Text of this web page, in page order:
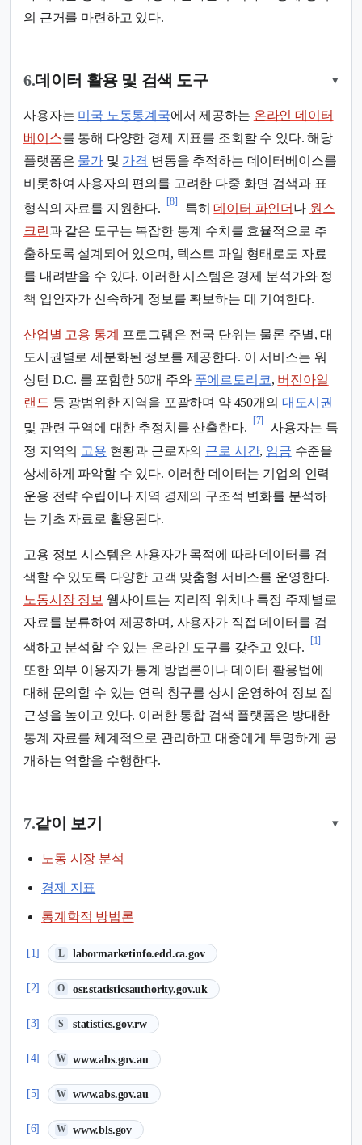
의 근거를 마련하고 있다.
6.데이터 활용 및 검색 도구 ▾
사용자는 미국 노동통계국에서 제공하는 온라인 데이터
베이스를 통해 다양한 경제 지표를 조회할 수 있다. 해당
플랫폼은 물가및 가격 변동을 추적하는 데이터베이스를
비롯하여 사용자의 편의를 고려한 다중 화면 검색과 표
형식의 자료를 지원한다.
[8]
특히데이터 파인더 나 원스
크린과 같은 도구는 복잡한 통계 수치를 효율적으로 추
출하도록 설계되어 있으며, 텍스트 파일 형태로도 자료
를 내려받을 수 있다. 이러한 시스템은 경제 분석가와 정
책 입안자가 신속하게 정보를 확보하는 데 기여한다.
산업별 고용 통계 프로그램은 전국 단위는 물론 주별, 대
도시권별로 세분화된 정보를 제공한다. 이 서비스는 워
싱턴 D.C. 를 포함한 50개 주와 푸에르토리코, 버진아일
랜드 등 광범위한 지역을 포괄하며 약 450개의 대도시권
및 관련 구역에 대한 추정치를 산출한다.
[7]
사용자는 특
정 지역의 고용 현황과 근로자의 근로 시간, 임금 수준을
상세하게 파악할 수 있다. 이러한 데이터는 기업의 인력
운용 전략 수립이나 지역 경제의 구조적 변화를 분석하
는 기초 자료로 활용된다.
고용 정보 시스템은 사용자가 목적에 따라 데이터를 검
색할 수 있도록 다양한 고객 맞춤형 서비스를 운영한다.
노동시장 정보 웹사이트는 지리적 위치나 특정 주제별로
자료를 분류하여 제공하며, 사용자가 직접 데이터를 검
색하고 분석할 수 있는 온라인 도구를 갖추고 있다.
[1]
또한 외부 이용자가 통계 방법론이나 데이터 활용법에
대해 문의할 수 있는 연락 창구를 상시 운영하여 정보 접
근성을 높이고 있다. 이러한 통합 검색 플랫폼은 방대한
통계 자료를 체계적으로 관리하고 대중에게 투명하게 공
개하는 역할을 수행한다.
7.같이 보기 ▾
노동 시장 분석
경제 지표
통계학적 방법론
[1] L labormarketinfo.edd.ca.gov
(새 탭에서 열림)
[2] O osr.statisticsauthority.gov.uk
(새 탭에서 열림)
[3] S statistics.gov.rw
(새 탭에서 열림)
[4] W www.abs.gov.au
(새 탭에서 열림)
[5] W www.abs.gov.au
(새 탭에서 열림)
[6] W www.bls.gov
(새 탭에서 열림)